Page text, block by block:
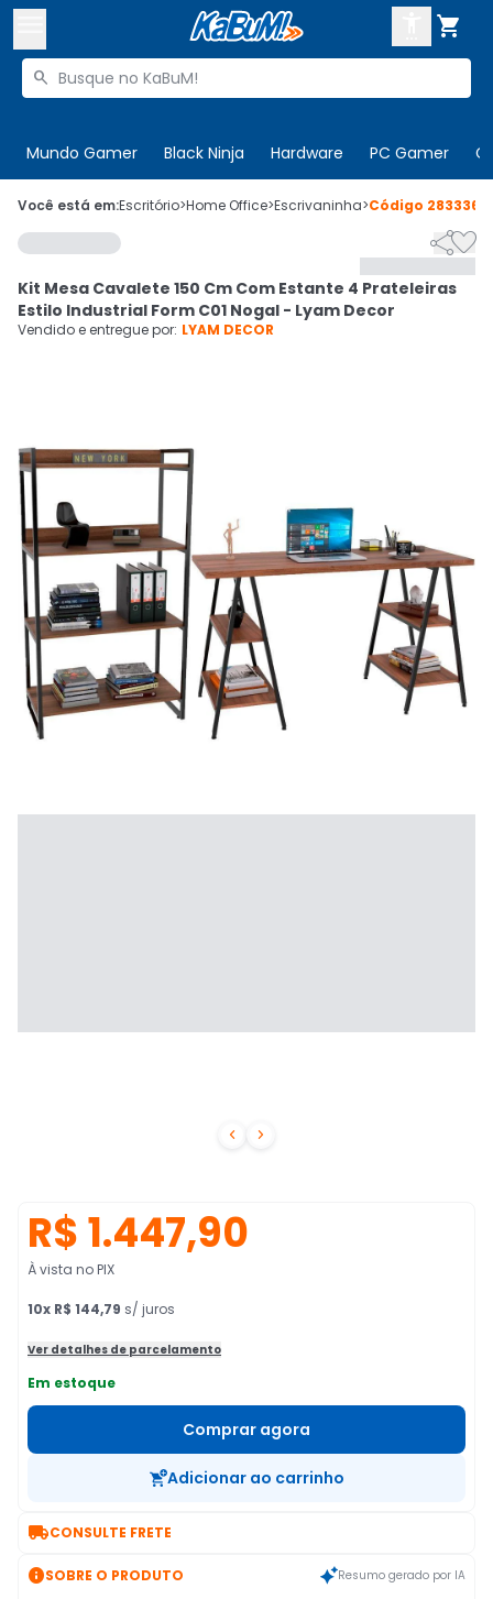

Buscar produtos

Mundo Gamer Black Ninja Hardware PC Gamer
 Olá. Acesse sua conta
 Departamentos
Cupons
CADASTRE-SE
Você está em:Escritório>Home Office>Escrivaninha>Código 283336
 

Kit Mesa Cavalete 150 Cm Com Estante 4 Prateleiras
Estilo Industrial Form C01 Nogal - Lyam Decor
Vendido e entregue por: LYAM DECOR
R$ 1.447,90
À vista no PIX
10x R$ 144,79 s/ juros
Ver detalhes de parcelamento
Em estoque
Comprar agora
Adicionar ao carrinho
CONSULTE FRETE
SOBRE O PRODUTO Resumo gerado por IA